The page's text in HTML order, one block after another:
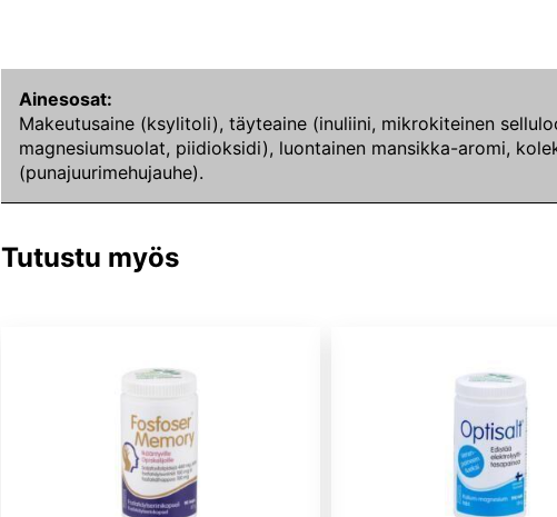
Ainesosat:
Makeutusaine (ksylitoli), täyteaine (inuliini, mikrokiteinen
magnesiumsuolat, piidioksidi), luontainen mansikka-aromi,
(punajuurimehujauhe).
Tutustu myös